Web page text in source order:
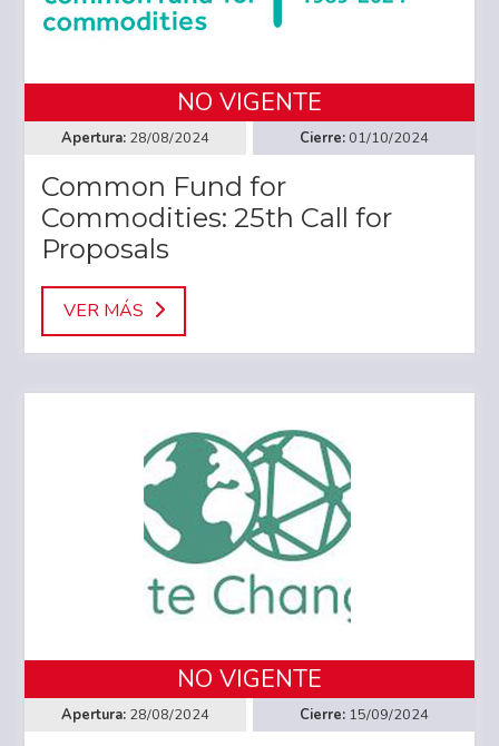
NO VIGENTE
28/08/2024 01/10/2024
Common Fund for
Commodities: 25th Call for
Proposals
VER MÁS
NO VIGENTE
28/08/2024 15/09/2024